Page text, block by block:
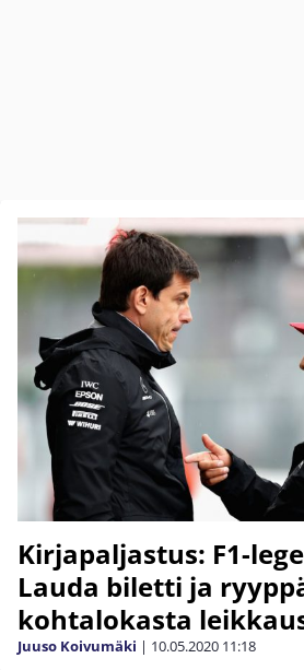
Kirjapaljastus: F1-
Lauda biletti ja
kohtalokasta
Juuso Koivumäki | 10.05.2020 11:18